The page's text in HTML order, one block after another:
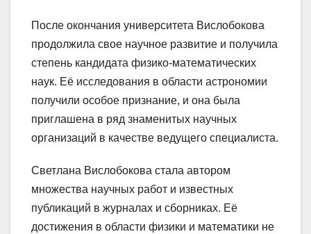
После окончания университета Вислобокова
продолжила свое научное развитие и получила
степень кандидата физико-математических
наук. Её исследования в области астрономии
получили особое признание, и она была
приглашена в ряд знаменитых научных
организаций в качестве ведущего специалиста.
Светлана Вислобокова стала автором
множества научных работ и известных
публикаций в журналах и сборниках. Её
достижения в области физики и математики не